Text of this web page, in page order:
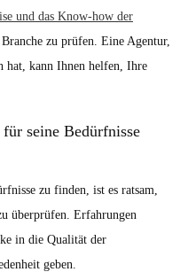
und das Know-how der
zu prüfen. Eine Agentur,
hat, kann Ihnen helfen, Ihre
seine Bedürfnisse
zu finden, ist es ratsam,
überprüfen. Erfahrungen
in die Qualität der
geben.